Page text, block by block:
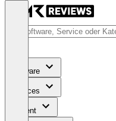
Software
Services
Content